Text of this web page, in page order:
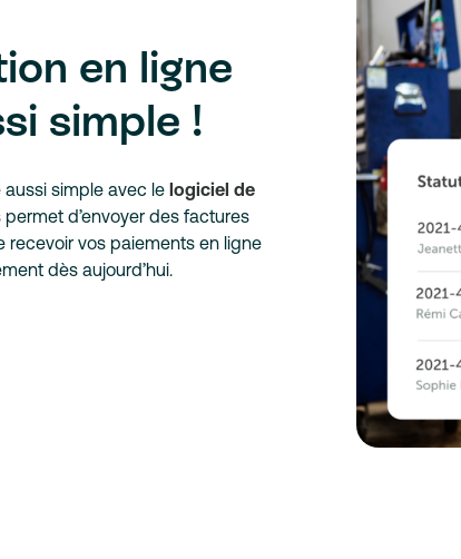
en ligne
simple !
aussi simple avec le logiciel de
d’envoyer des factures
recevoir vos paiements en ligne
dès aujourd’hui.